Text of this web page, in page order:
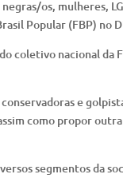
os, mulheres,
Popular (FBP) no
coletivo nacional da
e
como propor
segmentos da